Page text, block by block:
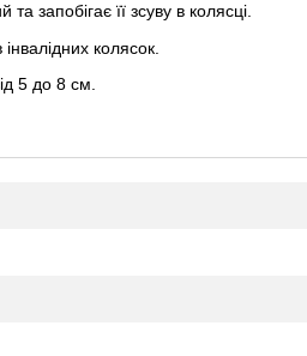
запобігає її зсуву в колясці.
колясок.
5 до 8 см.